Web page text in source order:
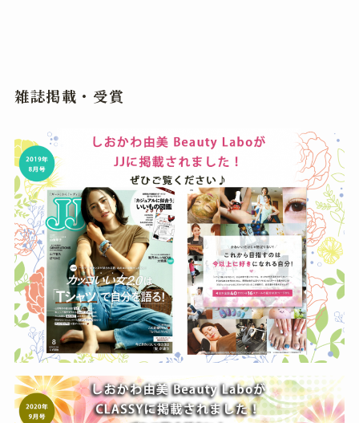
雑誌掲載・受賞